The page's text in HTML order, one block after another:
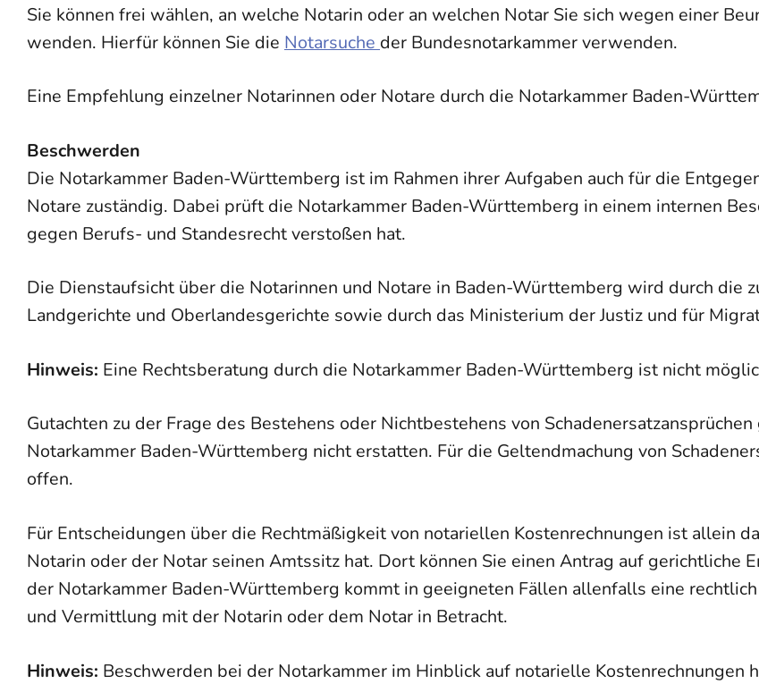
Sie können frei wählen, an welche Notarin oder an welchen Notar Sie sich wegen einer
wenden. Hierfür können Sie die Notarsuche der Bundesnotarkammer verwenden.
Eine Empfehlung einzelner Notarinnen oder Notare durch die Notarkammer Baden-
Beschwerden
Die Notarkammer Baden-Württemberg ist im Rahmen ihrer Aufgaben auch für die
Notare zuständig. Dabei prüft die Notarkammer Baden-Württemberg in einem internen
gegen Berufs- und Standesrecht verstoßen hat.
Die Dienstaufsicht über die Notarinnen und Notare in Baden-Württemberg wird durch die
Landgerichte und Oberlandesgerichte sowie durch das Ministerium der Justiz und für
Hinweis: Eine Rechtsberatung durch die Notarkammer Baden-Württemberg ist nicht
Gutachten zu der Frage des Bestehens oder Nichtbestehens von
Notarkammer Baden-Württemberg nicht erstatten. Für die Geltendmachung von
offen.
Für Entscheidungen über die Rechtmäßigkeit von notariellen Kostenrechnungen ist allein
Notarin oder der Notar seinen Amtssitz hat. Dort können Sie einen Antrag auf gerichtliche
der Notarkammer Baden-Württemberg kommt in geeigneten Fällen allenfalls eine
und Vermittlung mit der Notarin oder dem Notar in Betracht.
Hinweis: Beschwerden bei der Notarkammer im Hinblick auf notarielle Kostenrechnungen